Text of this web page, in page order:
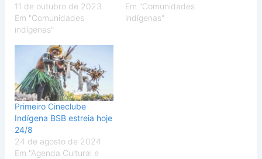
11 de outubro de 2023
Em "Comunidades
indígenas"
Em "Comunidades
indígenas"
Primeiro Cineclube
Indígena BSB estreia hoje
24/8
24 de agosto de 2024
Em "Agenda Cultural e